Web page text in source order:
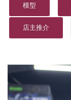
模型
店主推介